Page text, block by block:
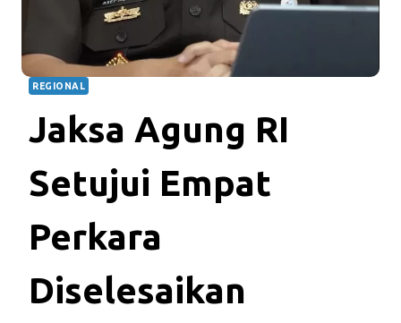
REGIONAL
Jaksa Agung RI
Setujui Empat
Perkara
Diselesaikan